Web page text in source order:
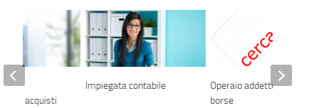
Impiegata contabile
Operaio addetto al banco
borse
e acquisti